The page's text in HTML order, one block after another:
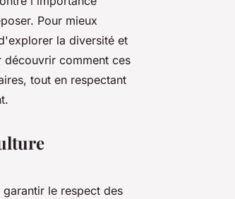
Pour mieux
la diversité et
découvrir comment ces
tout en respectant
le respect des